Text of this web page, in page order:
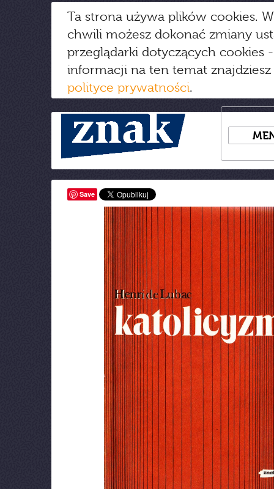
Ta strona używa plików cookies.
chwili możesz dokonać zmiany
przeglądarki dotyczących cookies
informacji na ten temat
polityce prywatności.
Save